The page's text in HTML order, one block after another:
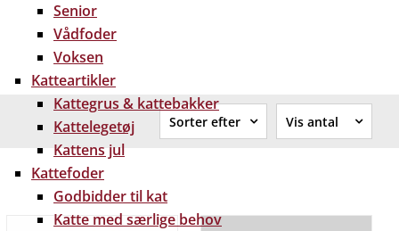
Senior
Vådfoder
Voksen
Katteartikler
Kattegrus & kattebakker
Kattelegetøj
Kattens jul
Kattefoder
Godbidder til kat
Katte med særlige behov
Sorter efter
Pris faldende
Vis antal
60